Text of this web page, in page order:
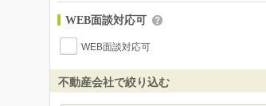
WEB面談対応可
WEB面談対応可
不動産会社で絞り込む